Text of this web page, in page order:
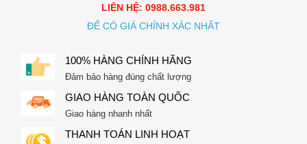
LIÊN HỆ: 0988.663.981
ĐỂ CÓ GIÁ CHÍNH XÁC NHẤT
100% HÀNG CHÍNH HÃNG
Đảm bảo hàng đúng chất lượng
GIAO HÀNG TOÀN QUỐC
Giao hàng nhanh nhất
THANH TOÁN LINH HOẠT